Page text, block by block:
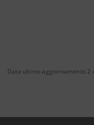
Data ultimo aggiornamento 2